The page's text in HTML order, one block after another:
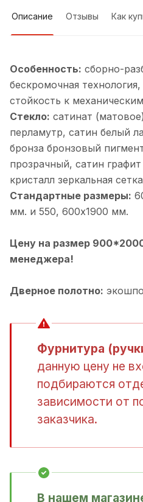
Описание Отзывы Как
Особенность: cборно-
бескромочная
стойкость к
Стекло: сатинат
перламутр, cатин белый
бронза бронзовый
прозрачный, cатин
кристалл зеркальная
Стандартные размеры:
мм. и 550, 600х1900 мм.
Цену на размер
менеджера!
Дверное полотно:
Фурнитура
данную цену не
подбираются
зависимости от
заказчика.
В нашем